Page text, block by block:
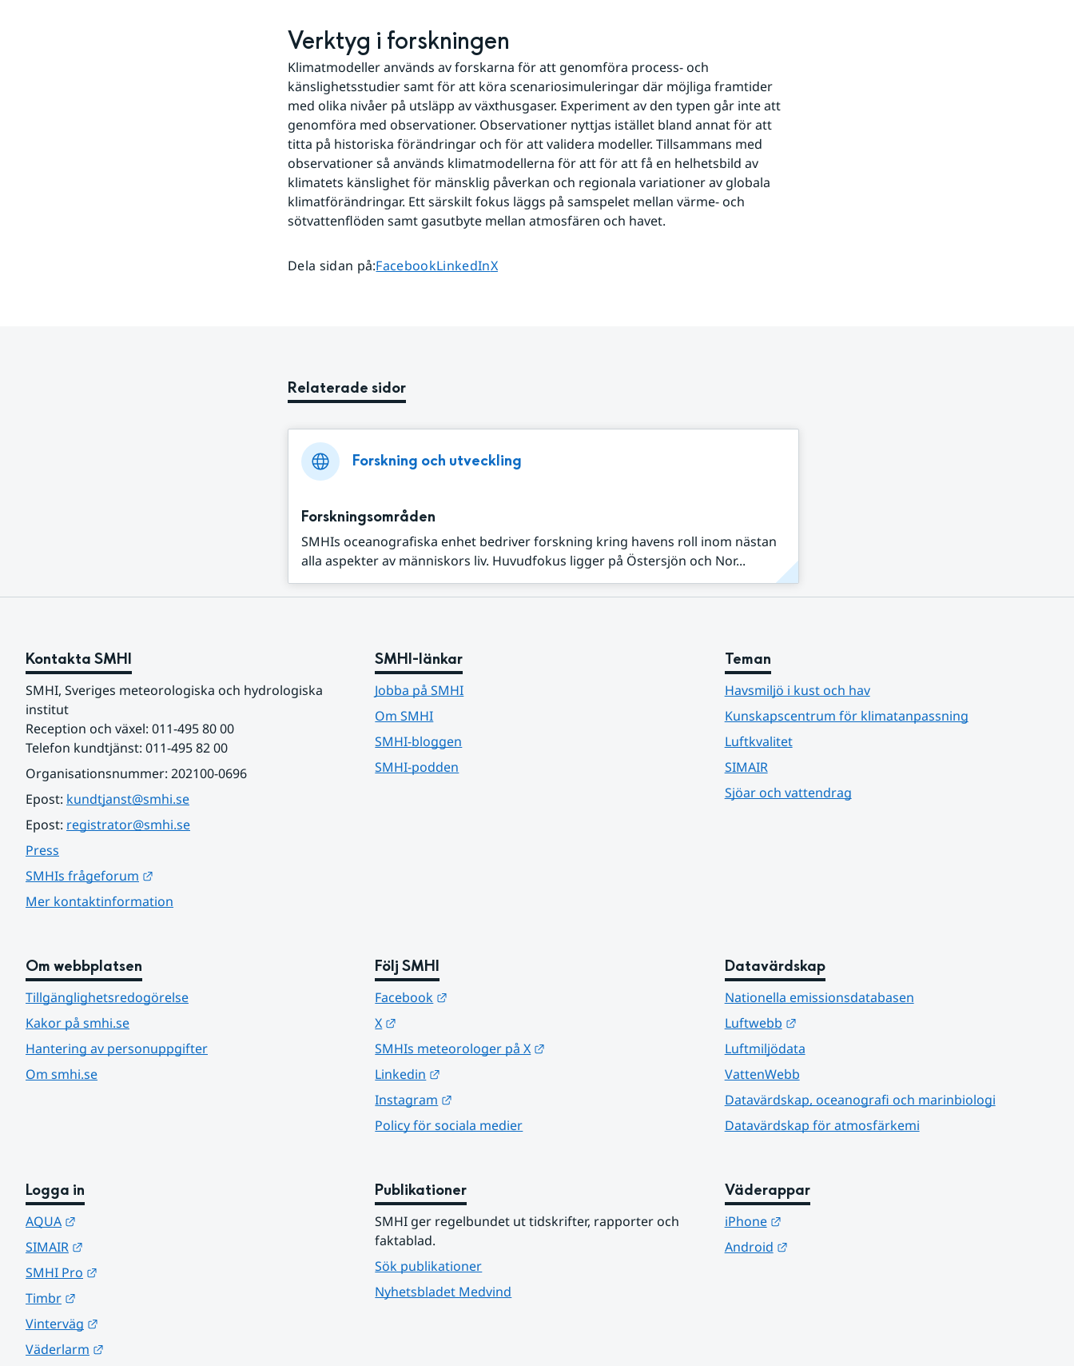
Verktyg i forskningen
Klimatmodeller används av forskarna för att genomföra process- och
känslighetsstudier samt för att köra scenariosimuleringar där möjliga framtider
med olika nivåer på utsläpp av växthusgaser. Experiment av den typen går inte att
genomföra med observationer. Observationer nyttjas istället bland annat för att
titta på historiska förändringar och för att validera modeller. Tillsammans med
observationer så används klimatmodellerna för att för att få en helhetsbild av
klimatets känslighet för mänsklig påverkan och regionala variationer av globala
klimatförändringar. Ett särskilt fokus läggs på samspelet mellan värme- och
sötvattenflöden samt gasutbyte mellan atmosfären och havet.
Dela sidan på:Dela sidan på
FacebookDela sidan på
LinkedInDela sidan på
X
Relaterade sidor
Forskning och utveckling
Forskningsområden
SMHIs oceanografiska enhet bedriver forskning kring havens roll inom nästan
alla aspekter av människors liv. Huvudfokus ligger på Östersjön och Nor...
Kontakta SMHI
SMHI, Sveriges meteorologiska och hydrologiska
institut
Reception och växel: 011-495 80 00
Telefon kundtjänst: 011-495 82 00
Organisationsnummer: 202100-0696
Epost: kundtjanst@smhi.se
Epost: registrator@smhi.se
Press
SMHIs frågeforum
Mer kontaktinformation
SMHI-länkar
Jobba på SMHI
Om SMHI
SMHI-bloggen
SMHI-podden
Teman
Havsmiljö i kust och hav
Kunskapscentrum för klimatanpassning
Luftkvalitet
SIMAIR
Sjöar och vattendrag
Om webbplatsen
Tillgänglighetsredogörelse
Kakor på smhi.se
Hantering av personuppgifter
Om smhi.se
Följ SMHI
Facebook
X
SMHIs meteorologer på X
Linkedin
Instagram
Policy för sociala medier
Datavärdskap
Nationella emissionsdatabasen
Luftwebb
Länk till annan webbplats.
Luftmiljödata
VattenWebb
Datavärdskap, oceanografi och marinbiologi
Datavärdskap för atmosfärkemi
Logga in
AQUA
SIMAIR
SMHI Pro
Timbr
Vinterväg
Väderlarm
Publikationer
SMHI ger regelbundet ut tidskrifter, rapporter och
faktablad.
Sök publikationer
Nyhetsbladet Medvind
Väderappar
iPhone
Länk till annan webbplats.
Android
Länk till annan webbplats.